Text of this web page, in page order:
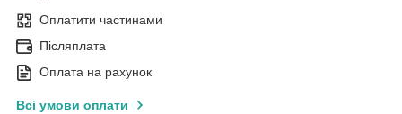
Оплатити частинами
Післяплата
Оплата на рахунок
Всі умови оплати